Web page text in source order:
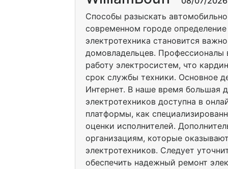
Способы разыскать
современном городе
электротехника становится
домовладельцев. Профессионалы
работу электросистем, что
срок службы техники. Основное
Интернет. В наше время большая
электротехников доступна в
платформы, как
оценки исполнителей.
организациям, которые
электротехников. Следует
обеспечить надежный ремонт